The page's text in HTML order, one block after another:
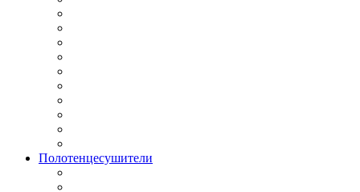
Полотенцесушители